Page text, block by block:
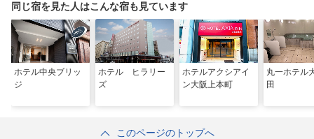
同じ宿を見た人はこんな宿も見ています
ホテル中央ブリッ
ジ
ホテル ヒラリー
ズ
ホテルアクシアイ
ン大阪上本町
丸一ホテル
田
このページのトップへ